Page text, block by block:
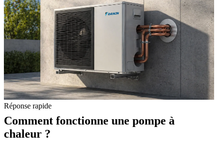
Réponse rapide
Comment fonctionne une pompe à
chaleur ?